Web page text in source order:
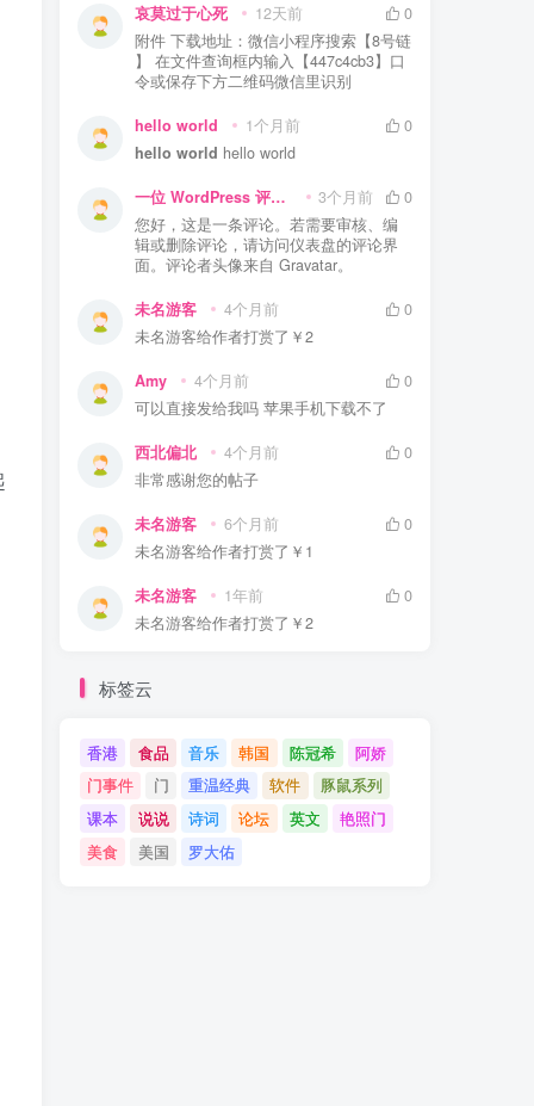
哀莫过于心死 12天前
0
附件 下载地址：微信小程序搜索【8号链
】 在文件查询框内输入【447c4cb3】口
令或保存下方二维码微信里识别
hello world 1个月前
0
hello world hello world
一位 WordPress 评论者 3个月前
0
您好，这是一条评论。若需要审核、编
辑或删除评论，请访问仪表盘的评论界
面。评论者头像来自 Gravatar。
未名游客 4个月前
0
未名游客给作者打赏了 ￥2
Amy 4个月前
0
可以直接发给我吗 苹果手机下载不了
西北偏北 4个月前
0
非常感谢您的帖子
未名游客 6个月前
0
未名游客给作者打赏了 ￥1
未名游客 1年前
0
未名游客给作者打赏了 ￥2
标签云
香港 食品 音乐 韩国 陈冠希
阿娇
门事件
门 重温经典 软件
豚鼠系列
课本
说说 诗词 论坛 英文
艳照门
美食
美国 罗大佑